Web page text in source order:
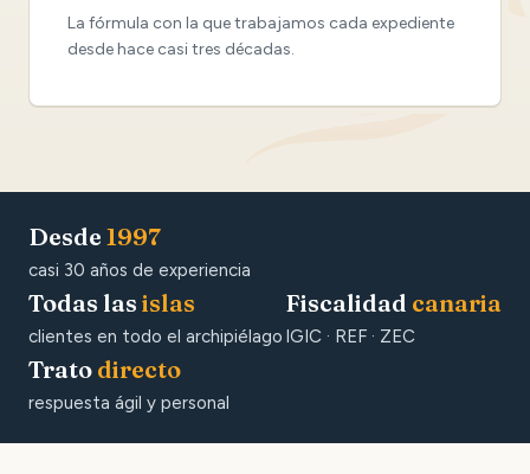
La fórmula con la que trabajamos cada expediente
desde hace casi tres décadas.
Desde 1997
casi 30 años de experiencia
Todas las islas
clientes en todo el archipiélago
Fiscalidad canaria
IGIC · REF · ZEC
Trato directo
respuesta ágil y personal